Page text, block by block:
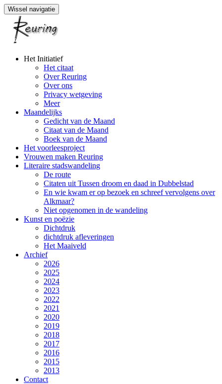
Wissel navigatie
Naar
Het Initiatief
Het citaat
Over Reuring
Over ons
Privacy wetgeving
Meer
Maandelijks
Gedicht van de Maand
Citaat van de Maand
Boek van de Maand
Het voorleesproject
Vrouwen maken Reuring
Literaire stadswandeling
De route
Citaten uit Tussen droom en daad in Dubbelstad
En wie kwam er op bezoek en schreef vervolgens over
Alkmaar?
Niet opgenomen in de wandeling
Kunst en poëzie
Dichtdruk
dichtdruk afleveringen
Het Maaiveld
Archief
2026
2025
2024
2023
2022
2021
2020
2019
2018
2017
2016
2015
2013
Contact